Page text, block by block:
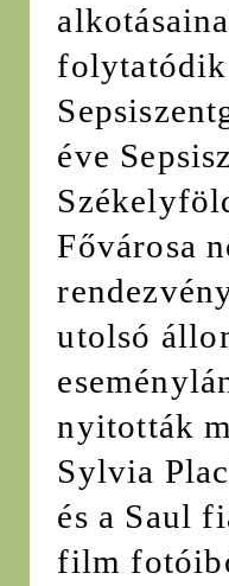
folytatódik
éve
Fővárosa
utolsó
nyitották
Sylvia
és a Saul
film